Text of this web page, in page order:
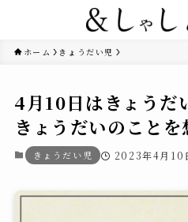
ホーム きょうだい児
4月10日はきょうだ
きょうだいのこと
きょうだい児 2023年4月10